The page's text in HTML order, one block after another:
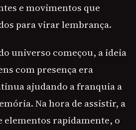
e movimentos que
para virar lembrança.
universo começou, a ideia
com presença era
ajudando a franquia a
Na hora de assistir, a
elementos rapidamente, o